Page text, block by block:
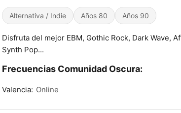
Alternativa / Indie Años 80 Años 90
Disfruta del mejor EBM, Gothic Rock, Dark Wave,
Synth Pop...
Frecuencias Comunidad Oscura:
Valencia: Online